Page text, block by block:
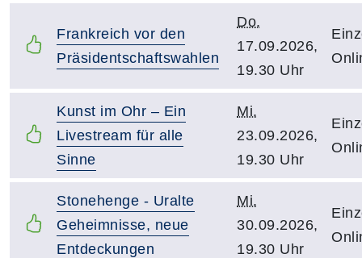
Frankreich vor den
Präsidentschaftswahlen
Do.
17.09.2026,
19.30 Uhr
Kunst im Ohr – Ein
Livestream für alle
Sinne
Mi.
23.09.2026,
19.30 Uhr
Stonehenge - Uralte
Geheimnisse, neue
Entdeckungen
Mi.
30.09.2026,
19.30 Uhr